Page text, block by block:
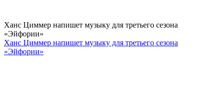
Ханс Циммер напишет музыку для третьего сезона
«Эйфории»
Ханс Циммер напишет музыку для третьего сезона
«Эйфории»